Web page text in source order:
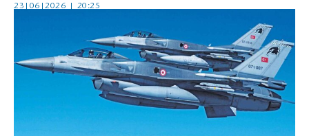
23|06|2026 | 20:25